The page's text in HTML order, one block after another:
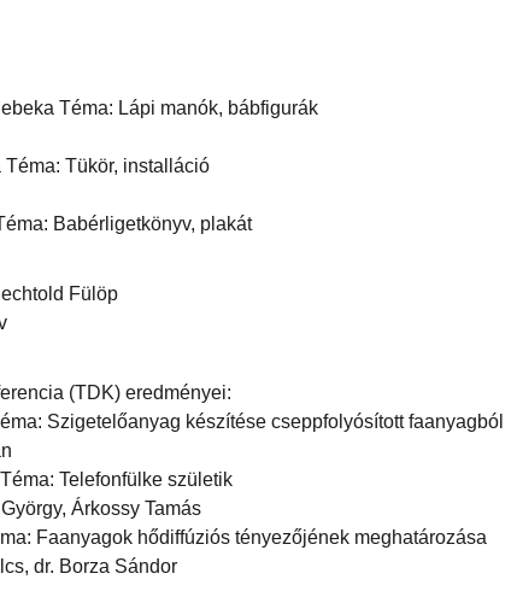
Téma: Lápi manók, bábfigurák
Tükör, installáció
Babérligetkönyv, plakát
Fülöp
(TDK) eredményei:
Szigetelőanyag készítése cseppfolyósított faanyagból
Telefonfülke születik
Árkossy Tamás
Faanyagok hődiffúziós tényezőjének meghatározása
dr. Borza Sándor